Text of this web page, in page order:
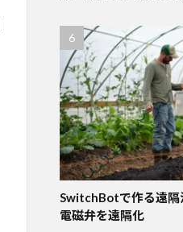
SwitchBotで作る遠隔
電磁弁を遠隔化